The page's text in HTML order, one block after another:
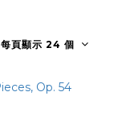
每頁顯示 24 個